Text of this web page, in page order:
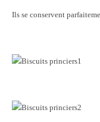
Ils se conservent